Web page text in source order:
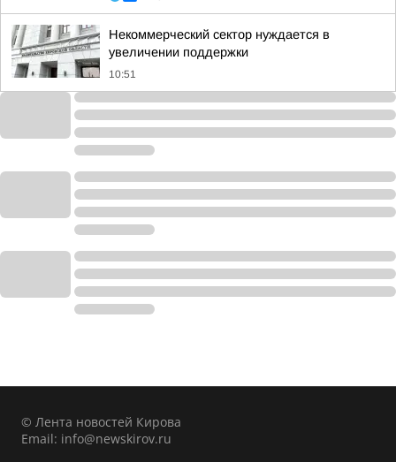
Некоммерческий сектор нуждается в
увеличении поддержки
10:51
© Лента новостей Кирова
Email: info@newskirov.ru